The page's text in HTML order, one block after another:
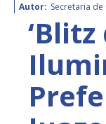
Autor: Secretaria de
‘Blitz